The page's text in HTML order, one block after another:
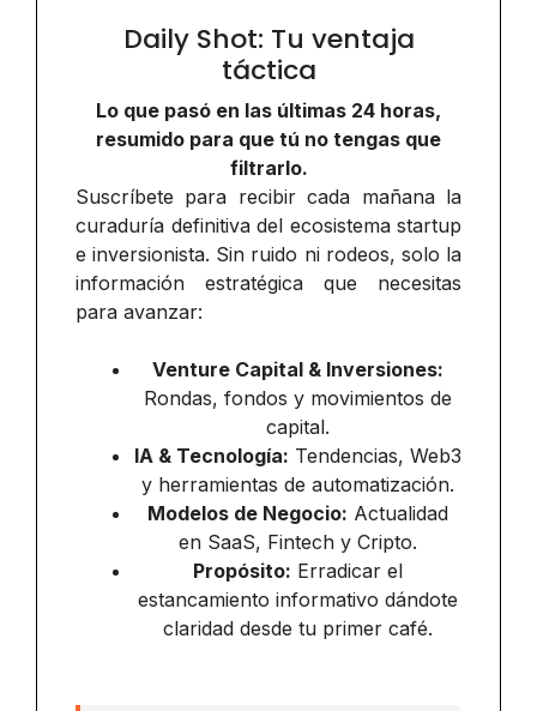
Daily Shot: Tu ventaja
táctica
Lo que pasó en las últimas 24 horas,
resumido para que tú no tengas que
filtrarlo.
Suscríbete para recibir cada mañana la
curaduría definitiva del ecosistema startup
e inversionista. Sin ruido ni rodeos, solo la
información estratégica que necesitas
para avanzar:
Venture Capital & Inversiones:
Rondas, fondos y movimientos de
capital.
IA & Tecnología: Tendencias, Web3
y herramientas de automatización.
Modelos de Negocio: Actualidad
en SaaS, Fintech y Cripto.
Propósito: Erradicar el
estancamiento informativo dándote
claridad desde tu primer café.